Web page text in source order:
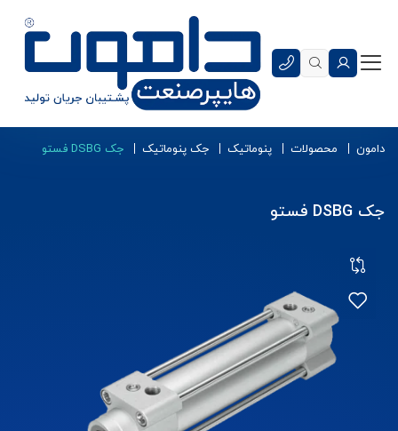
دامون محصولات پنوماتیک جک پنوماتیک جک DSBG فستو
جک DSBG فستو